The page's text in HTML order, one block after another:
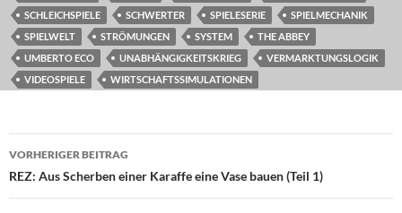
SCHLEICHSPIELE
SCHWERTER SPIELESERIE
SPIELMECHANIK
SPIELWELT
STRÖMUNGEN SYSTEM
THE ABBEY
UMBERTO ECO
UNABHÄNGIGKEITSKRIEG
VERMARKTUNGSLOGIK
VIDEOSPIELE
WIRTSCHAFTSSIMULATIONEN
Beitragsnavigation
VORHERIGER BEITRAG
REZ: Aus Scherben einer Karaffe eine Vase bauen (Teil 1)